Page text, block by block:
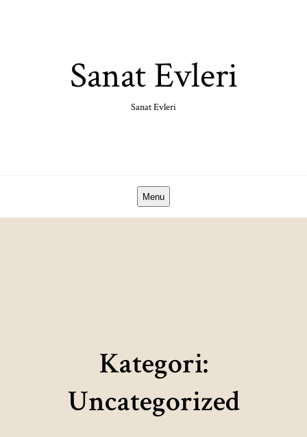
Sanat Evleri
Sanat Evleri
Menu
Kategori:
Uncategorized